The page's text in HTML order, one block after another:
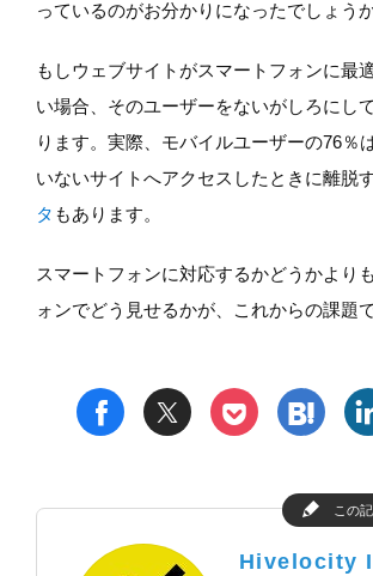
っているのがお分かりになったでしょうか
もしウェブサイトがスマートフォンに最
い場合、そのユーザーをないがしろにし
ります。実際、モバイルユーザーの76％
いないサイトへアクセスしたときに離脱
タ もあります。
スマートフォンに対応するかどうかより
ォンでどう見せるかが、これからの課題
f t p h
この
Hivelocity